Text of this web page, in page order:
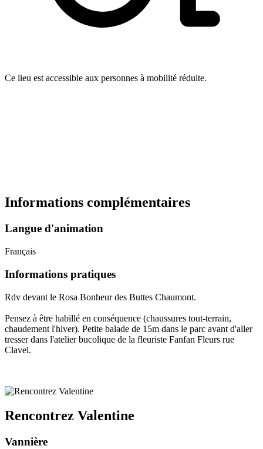
Ce lieu est accessible aux personnes à mobilité réduite.
Informations complémentaires
Langue d'animation
Français
Informations pratiques
Rdv devant le Rosa Bonheur des Buttes Chaumont.
Pensez à être habillé en conséquence (chaussures tout-terrain,
chaudement l'hiver). Petite balade de 15m dans le parc avant d'aller
tresser dans l'atelier bucolique de la fleuriste Fanfan Fleurs rue
Clavel.
Rencontrez Valentine
Vannière